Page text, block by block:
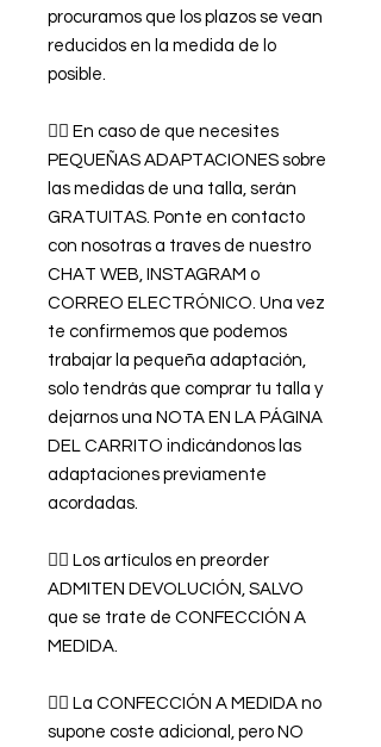
procuramos que los plazos se vean
reducidos en la medida de lo
posible.
👉🏿 En caso de que necesites
PEQUEÑAS ADAPTACIONES sobre
las medidas de una talla, serán
GRATUITAS. Ponte en contacto
con nosotras a traves de nuestro
CHAT WEB, INSTAGRAM o
CORREO ELECTRÓNICO. Una vez
te confirmemos que podemos
trabajar la pequeña adaptación,
solo tendrás que comprar tu talla y
dejarnos una NOTA EN LA PÁGINA
DEL CARRITO indicándonos las
adaptaciones previamente
acordadas.
👉🏿 Los artículos en preorder
ADMITEN DEVOLUCIÓN, SALVO
que se trate de CONFECCIÓN A
MEDIDA.
👉🏿 La CONFECCIÓN A MEDIDA no
supone coste adicional, pero NO